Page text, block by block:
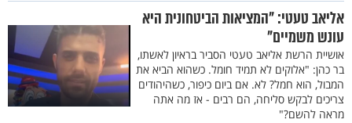
אליאב טעטי: "המציאות הביטחונית היא
עונש משמיים"
אושיית הרשת אליאב טעטי הסביר בראיון לאשתו,
בר כהן: "אלוקים לא תמיד חומל. כשהוא הביא את
המבול, הוא חמל? לא. אם ביום כיפור, כשהיהודים
צריכים לבקש סליחה, הם רבים - אז מה אתה
מראה להשם?"